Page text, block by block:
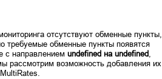
отсутствуют обменные пункты,
требуемые обменные пункты появятся
с направлением undefined на undefined,
рассмотрим возможность добавления их